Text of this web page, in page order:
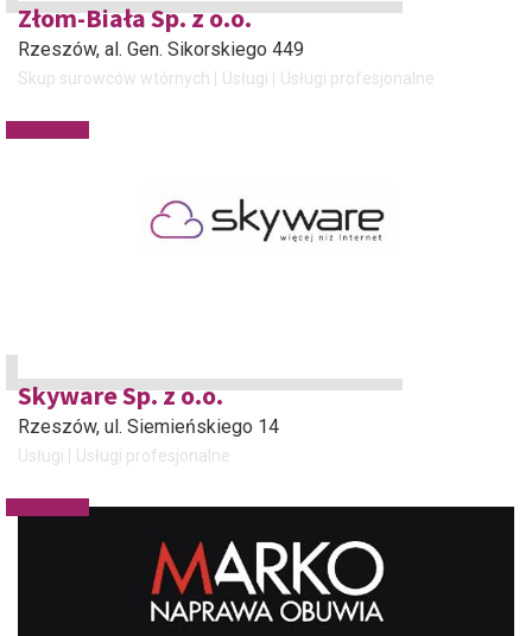
Złom-Biała Sp. z o.o.
Rzeszów, al. Gen. Sikorskiego 449
Skup surowców wtórnych Usługi Usługi profesjonalne
Skyware Sp. z o.o.
Rzeszów, ul. Siemieńskiego 14
Usługi Usługi profesjonalne